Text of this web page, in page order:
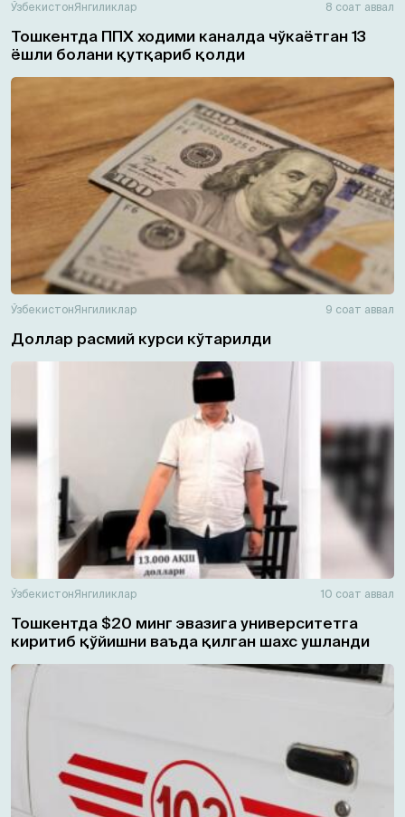
ЎзбекистонЯнгиликлар 8 соат аввал
Тошкентда ППХ ходими каналда чўкаётган 13
ёшли болани қутқариб қолди
ЎзбекистонЯнгиликлар 9 соат аввал
Доллар расмий курси кўтарилди
ЎзбекистонЯнгиликлар 10 соат аввал
Тошкентда $20 минг эвазига университетга
киритиб қўйишни ваъда қилган шахс ушланди